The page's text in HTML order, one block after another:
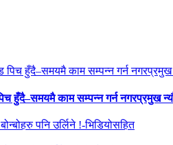
हुँदै–समयमै काम सम्पन्न गर्न नगरप्रमुख